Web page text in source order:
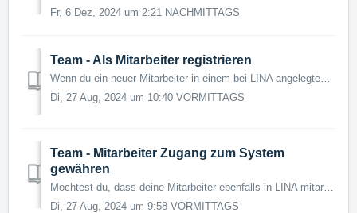
Fr, 6 Dez, 2024 um 2:21 NACHMITTAGS
Team - Als Mitarbeiter registrieren
Wenn du ein neuer Mitarbeiter in einem bei LINA angelegten Betrieb bist und dich in LINA registrieren möchtest, kannst du die Registrierung anhand dieser Be...
Di, 27 Aug, 2024 um 10:40 VORMITTAGS
Team - Mitarbeiter Zugang zum System
gewähren
Möchtest du, dass deine Mitarbeiter ebenfalls in LINA mitarbeiten können oder aber ihre Dokumente herunterladen können, so musst du ihnen zunächst Zugang zu...
Di, 27 Aug, 2024 um 9:58 VORMITTAGS